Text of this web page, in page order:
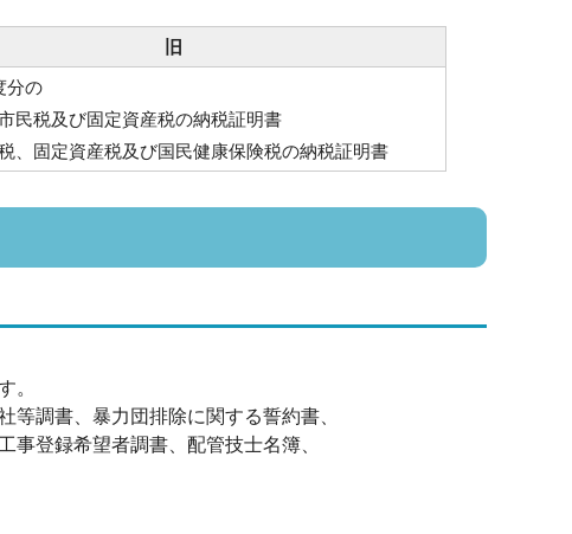
旧
分の
民税及び固定資産税の納税証明書
、固定資産税及び国民健康保険税の納税証明書
。
等調書、暴力団排除に関する誓約書、
登録希望者調書、配管技士名簿、